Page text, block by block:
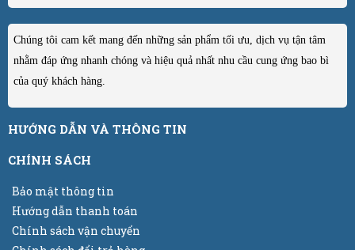
Chúng tôi cam kết mang đến những sản phẩm tối ưu, dịch vụ tận tâm
nhằm đáp ứng nhanh chóng và hiệu quả nhất nhu cầu cung ứng bao bì
của quý khách hàng.
HƯỚNG DẪN VÀ THÔNG TIN
CHÍNH SÁCH
Bảo mật thông tin
Hướng dẫn thanh toán
Chính sách vận chuyển